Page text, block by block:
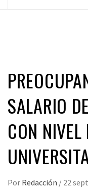
SALARIO
CON NIVEL
Por Redacción / 22